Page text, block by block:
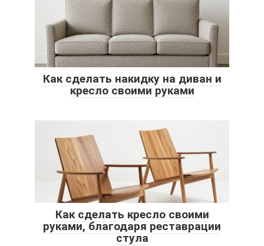
Как сделать накидку на диван и
кресло своими руками
Как сделать кресло своими
руками, благодаря реставрации
стула